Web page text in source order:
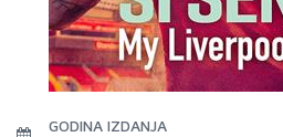
GODINA IZDANJA